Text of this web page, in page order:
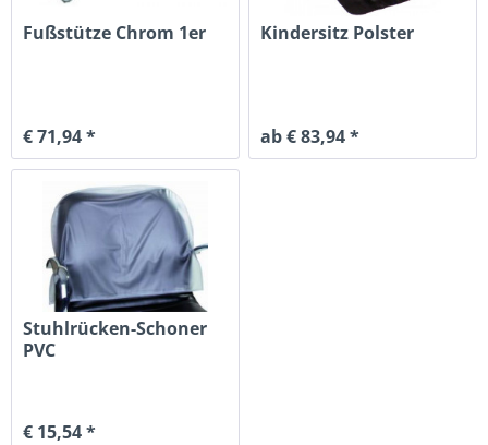
Fußstütze Chrom 1er
€ 71,94 *
Kindersitz Polster
ab € 83,94 *
Stuhlrücken-Schoner
PVC
€ 15,54 *